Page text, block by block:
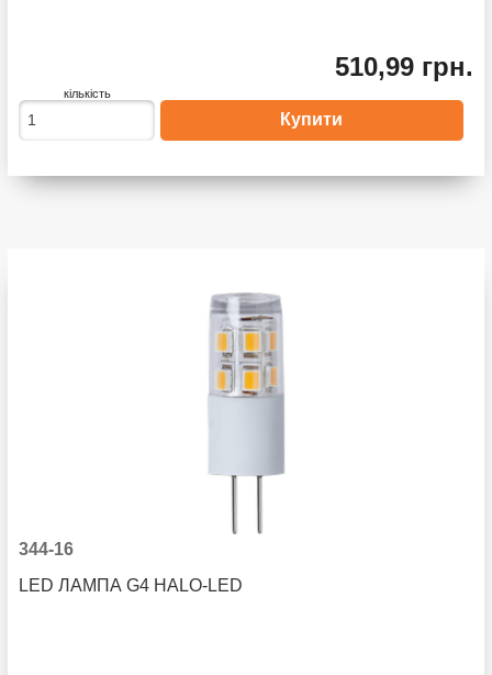
510,99 грн.
кількість
344-16
LED ЛАМПА G4 HALO-LED